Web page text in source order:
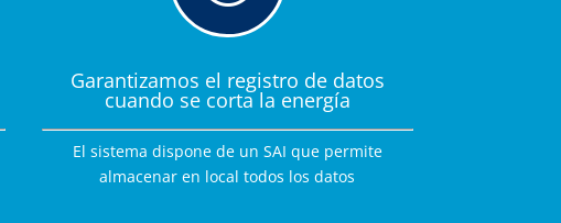
Garantizamos el registro de datos
cuando se corta la energía
El sistema dispone de un SAI que permite
almacenar en local todos los datos